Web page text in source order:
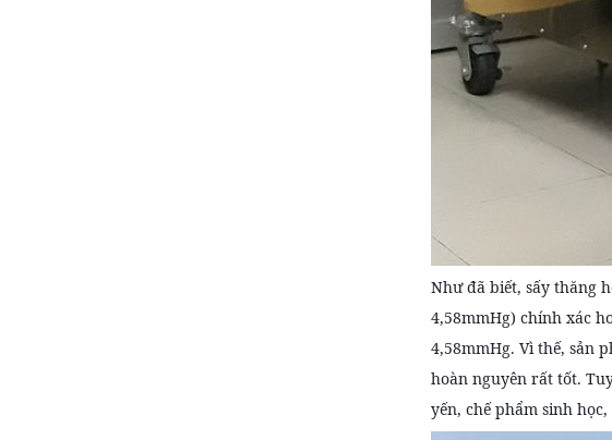
Như đã biết, sấy thăng
4,58mmHg) chính xác
4,58mmHg. Vì thế, sản
hoàn nguyên rất tốt.
yến, chế phẩm sinh